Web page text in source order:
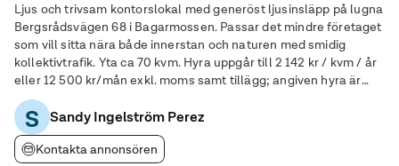
Ljus och trivsam kontorslokal med generöst ljusinsläpp på lugna
Bergsrådsvägen 68 i Bagarmossen. Passar det mindre företaget
som vill sitta nära både innerstan och naturen med smidig
kollektivtrafik. Yta ca 70 kvm. Hyra uppgår till 2 142 kr / kvm / år
eller 12 500 kr/mån exkl. moms samt tillägg; angiven hyra är
exkl. moms, värme och fastighetsskatt. Hyresgästen tecknar
egna abonnemang för
S Sandy Ingelström Perez
Kontakta annonsören